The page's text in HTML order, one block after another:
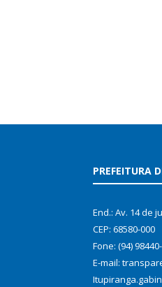
PREFEITURA
End.: Av. 14 de
CEP: 68580-000
Fone: (94)
E-mail: